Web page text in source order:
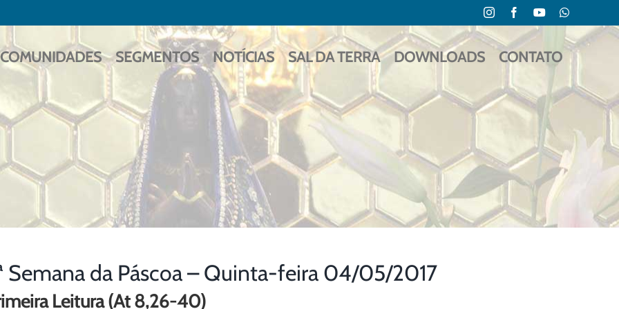
InstagramFacebookYouTubeWhatsApp
COMUNIDADES SEGMENTOS NOTÍCIAS SAL DA TERRA DOWNLOADS CONTATO
Semana da Páscoa – Quinta-feira 04/05/2017
Leitura (At 8,26-40)